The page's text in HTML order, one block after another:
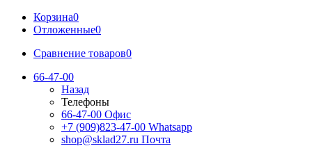
Корзина0
Отложенные0
Сравнение товаров0
66-47-00
Назад
Телефоны
66-47-00 Офис
+7 (909)823-47-00 Whatsapp
shop@sklad27.ru Почта